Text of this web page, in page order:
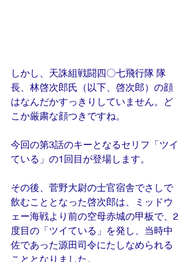
しかし、天誅組戦闘四〇七飛行隊 隊
長、林啓次郎氏（以下、啓次郎）の顔
はなんだかすっきりしていません。ど
こか厳粛な顔つきですね。
今回の第3話のキーとなるセリフ「ツイ
ている」の1回目が登場します。
その後、菅野大尉の士官宿舎でさしで
飲むこととなった啓次郎は、ミッドウ
ェー海戦より前の空母赤城の甲板で、2
度目の「ツイている」を発し、当時中
佐であった源田司令にたしなめられる
こととなりました。